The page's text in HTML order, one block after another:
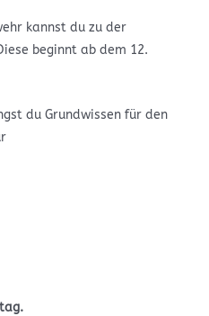
kannst du zu der
beginnt ab dem 12.
du Grundwissen für den